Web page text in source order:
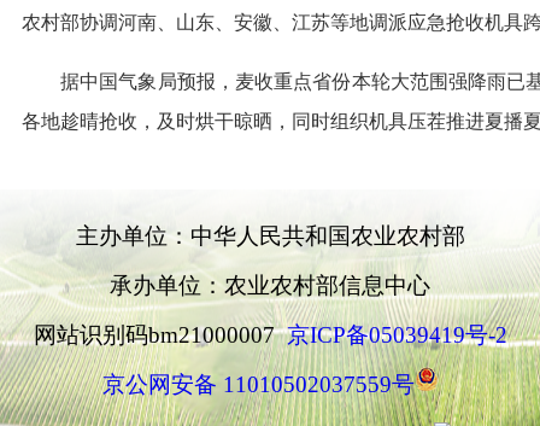
农村部协调河南、山东、安徽、江苏等地调派应急抢收机具
据中国气象局预报，麦收重点省份本轮大范围强降雨已
各地趁晴抢收，及时烘干晾晒，同时组织机具压茬推进夏播
主办单位：中华人民共和国农业农村部
承办单位：农业农村部信息中心
网站识别码bm21000007京ICP备05039419号-2
京公网安备 11010502037559号